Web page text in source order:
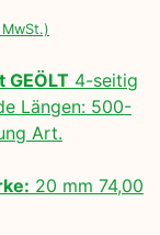
MwSt.)
4-seitig
Längen: 500-
Art.
20 mm 74,00